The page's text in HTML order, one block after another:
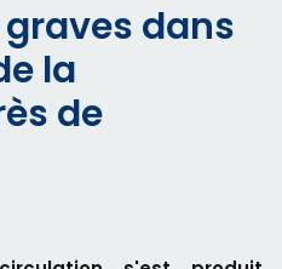
dans
la
de